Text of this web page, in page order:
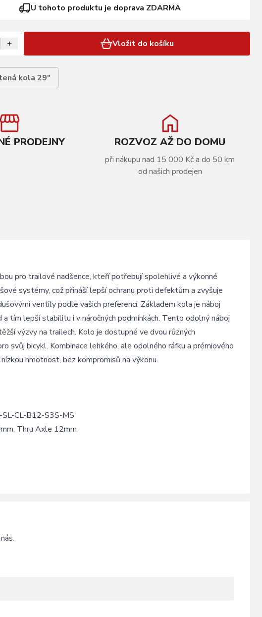
U tohoto produktu je doprava ZDARMA
+ Vložit do košíku
kola 29"
PRODEJNY ROZVOZ AŽ DO DOMU
při nákupu nad 15 000 Kč a do 50 km
od našich prodejen
pro trailové nadšence, kteří potřebují spolehlivé a výkonné
systémy, což přináší lepší ochranu proti defektům a zvyšuje
ventily podle vašich preferencí. Základem kola je náboj
tím lepší stabilitu i v náročných podmínkách. Tento odolný náboj
výzvy na trailech. Kolo je dostupné ve dvou různých
svůj bicykl. Kombinace lehkého, ale odolného ráfku a prémiového
hmotnost, bez kompromisů na výkonu.
CL-B12-S3S-MS
Thru Axle 12mm